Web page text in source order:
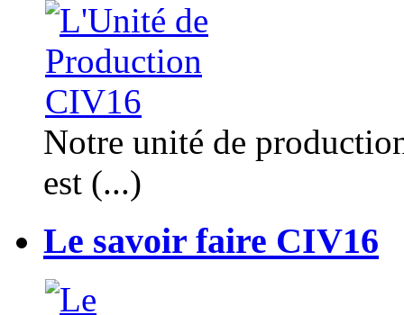
Notre unité de
est (...)
Le savoir faire CIV16